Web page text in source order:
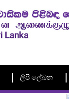
ලිපි ලේඛන